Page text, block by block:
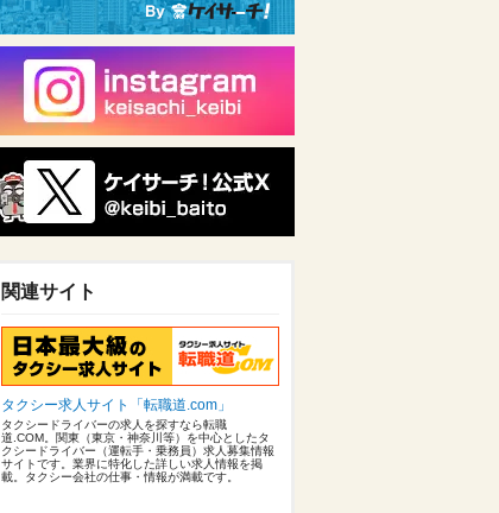
関連サイト
タクシー求人サイト「転職道.com」
タクシードライバーの求人を探すなら転職
道.COM。関東（東京・神奈川等）を中心としたタ
クシードライバー（運転手・乗務員）求人募集情報
サイトです。業界に特化した詳しい求人情報を掲
載。タクシー会社の仕事・情報が満載です。